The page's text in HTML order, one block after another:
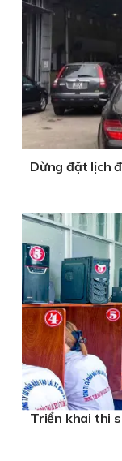
Dừng đặt lịch
Triển khai thi